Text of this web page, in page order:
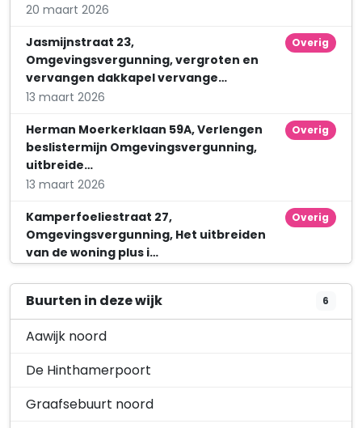
20 maart 2026
Jasmijnstraat 23,
Omgevingsvergunning, vergroten en
vervangen dakkapel vervange…
Overig
13 maart 2026
Herman Moerkerklaan 59A, Verlengen
beslistermijn Omgevingsvergunning,
uitbreide…
Overig
13 maart 2026
Kamperfoeliestraat 27,
Omgevingsvergunning, Het uitbreiden
van de woning plus i…
Overig
Wilhelminastraat 16 Rosmalen. , Melding
- Wkb, herbouwen woning
Overig
30 januari 2026
Petrus van Schendelstraat 26-28,
ombouwen twee g…
Buurten in deze wijk 6
Aawijk noord
De Hinthamerpoort
Graafsebuurt noord